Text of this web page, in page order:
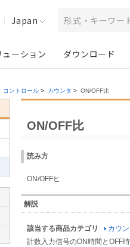
Japan
ューション ダウンロード
コントロール > カウンタ > ON/OFF比
ON/OFF比
読み方
ON/OFFヒ
解説
該当する商品カテゴリ
カウ
計数入力信号のON時間とOFF